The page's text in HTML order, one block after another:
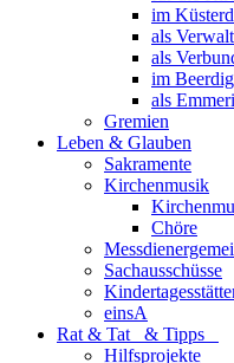
im
als
als
im
als
Gremien
Leben & Glauben
Sakramente
Kirchenmusik
Chöre
Sachausschüsse
einsA
Rat & Tat & Tipps
Hilfsprojekte